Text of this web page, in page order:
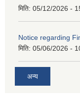
मिति: 05/12/2026 -
Notice regarding
मिति: 05/06/2026 -
अन्य